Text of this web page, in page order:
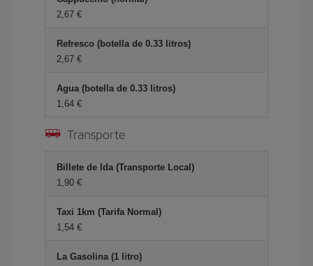
2,67 €
Refresco (botella de 0.33 litros)
2,67 €
Agua (botella de 0.33 litros)
1,64 €
Transporte
Billete de Ida (Transporte Local)
1,90 €
Taxi 1km (Tarifa Normal)
1,54 €
La Gasolina (1 litro)